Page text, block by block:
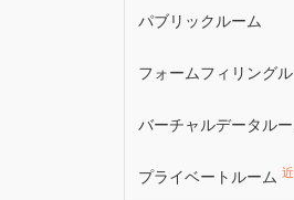
パブリックルーム
フォームフィリング
バーチャルデータル
プライベートルーム